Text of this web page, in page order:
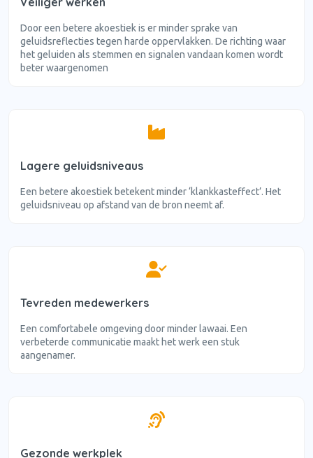
Door een betere akoestiek is er minder sprake van
geluidsreflecties tegen harde oppervlakken. De richting waar
het geluiden als stemmen en signalen vandaan komen wordt
beter waargenomen
Lagere geluidsniveaus
Een betere akoestiek betekent minder ‘klankkasteffect’. Het
geluidsniveau op afstand van de bron neemt af.
Tevreden medewerkers
Een comfortabele omgeving door minder lawaai. Een
verbeterde communicatie maakt het werk een stuk
aangenamer.
Gezonde werkplek